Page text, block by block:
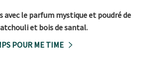
avec le parfum mystique et poudré de
et bois de santal.
POUR ME TIME